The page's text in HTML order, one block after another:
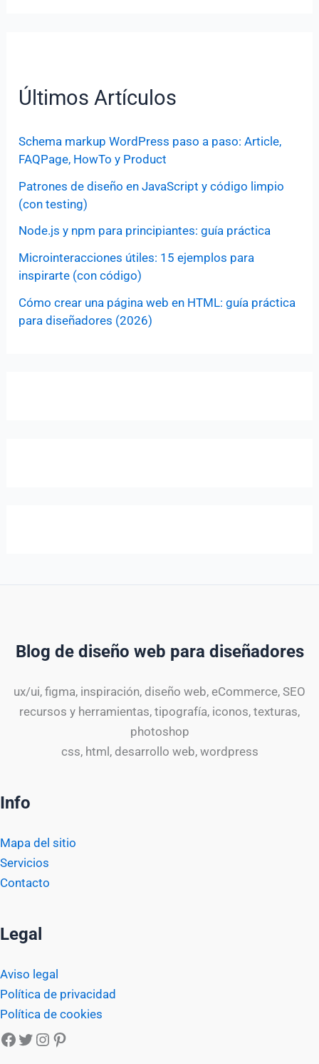
Últimos Artículos
Schema markup WordPress paso a paso: Article,
FAQPage, HowTo y Product
Patrones de diseño en JavaScript y código limpio
(con testing)
Node.js y npm para principiantes: guía práctica
Microinteracciones útiles: 15 ejemplos para
inspirarte (con código)
Cómo crear una página web en HTML: guía práctica
para diseñadores (2026)
Blog de diseño web para diseñadores
ux/ui, figma, inspiración, diseño web, eCommerce, SEO
recursos y herramientas, tipografía, iconos, texturas,
photoshop
css, html, desarrollo web, wordpress
Info
Mapa del sitio
Servicios
Contacto
Legal
Aviso legal
Política de privacidad
Política de cookies
Facebook
Twitter
Instagram
Pinterest